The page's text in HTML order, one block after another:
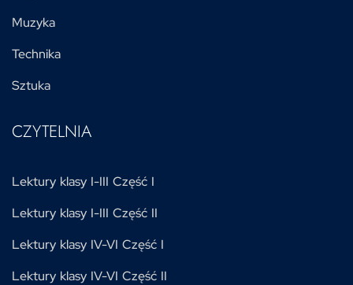
Muzyka
Technika
Sztuka
CZYTELNIA
Lektury klasy I-III Część I
Lektury klasy I-III Część II
Lektury klasy IV-VI Część I
Lektury klasy IV-VI Część II